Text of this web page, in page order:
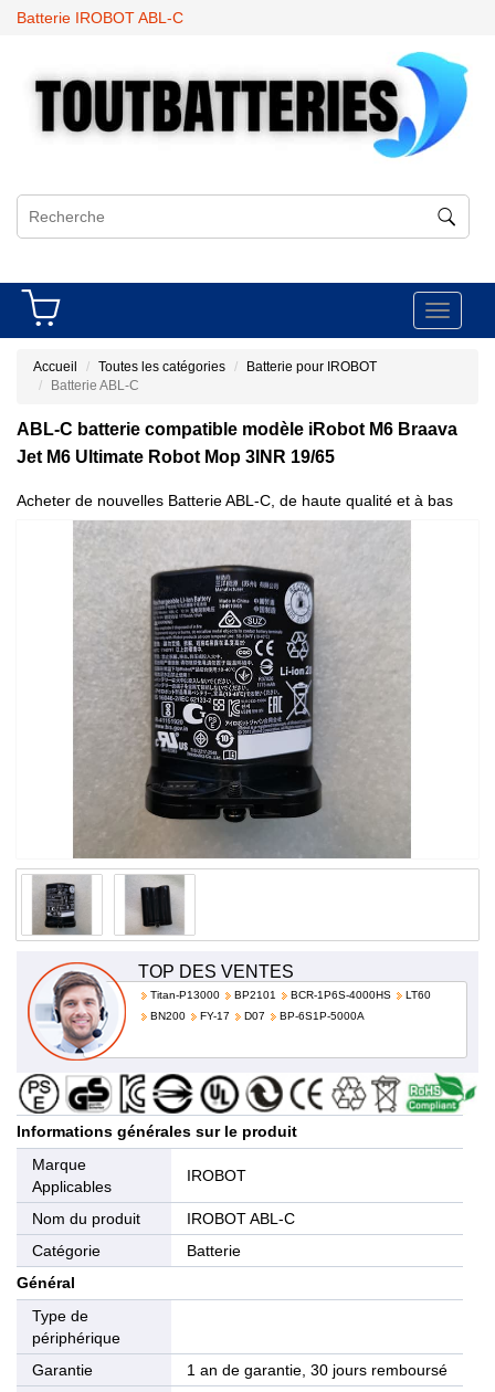
Batterie IROBOT ABL-C
Toggle
Accueil Toutes les catégories
Batterie pour IROBOT
Batterie ABL-C
ABL-C batterie compatible modèle iRobot M6 Braava
Jet M6 Ultimate Robot Mop 3INR 19/65
Acheter de nouvelles Batterie ABL-C, de haute qualité et à bas
TOP DES VENTES
Titan-P13000 BP2101 BCR-1P6S-4000HS
LT60
BN200
FY-17 D07 BP-6S1P-5000A
Informations générales sur le produit
Marque
Applicables
IROBOT
Nom du produit
IROBOT ABL-C
Catégorie
Batterie
Général
Type de
périphérique
Garantie
1 an de garantie, 30 jours remboursé